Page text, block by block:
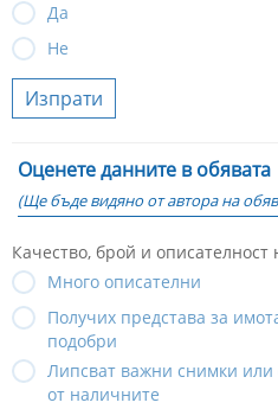
Да
Не
Изпрати
Оценете данните в обявата
(Ще бъде видяно от автора на
Качество, брой и описателност
Много описателни
Получих представа за
подобри
Липсват важни снимки
от наличните